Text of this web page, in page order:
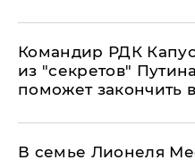
Командир РДК
из "секретов"
поможет закончить
В семье Лионеля